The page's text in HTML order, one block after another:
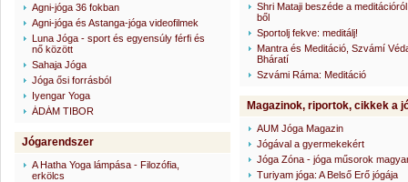
Agni-jóga 36 fokban
Agni-jóga és Astanga-jóga videofilmek
Luna Jóga - sport és egyensúly férfi és
nő között
Sahaja Jóga
Jóga ősi forrásból
Iyengar Yoga
ÁDÁM TIBOR
Jógarendszer
A Hatha Yoga lámpása - Filozófia,
erkölcs
Shri Mataji beszéde a
ből
Sportolj fekve: meditálj!
Mantra és Meditáció, Szvámí
Bháratí
Szvámi Ráma: Meditáció
Magazinok, riportok, cikkek a
AUM Jóga Magazin
Jógával a gyermekekért
Jóga Zóna - jóga műsorok
Turiyam jóga: A Belső Erő jógája